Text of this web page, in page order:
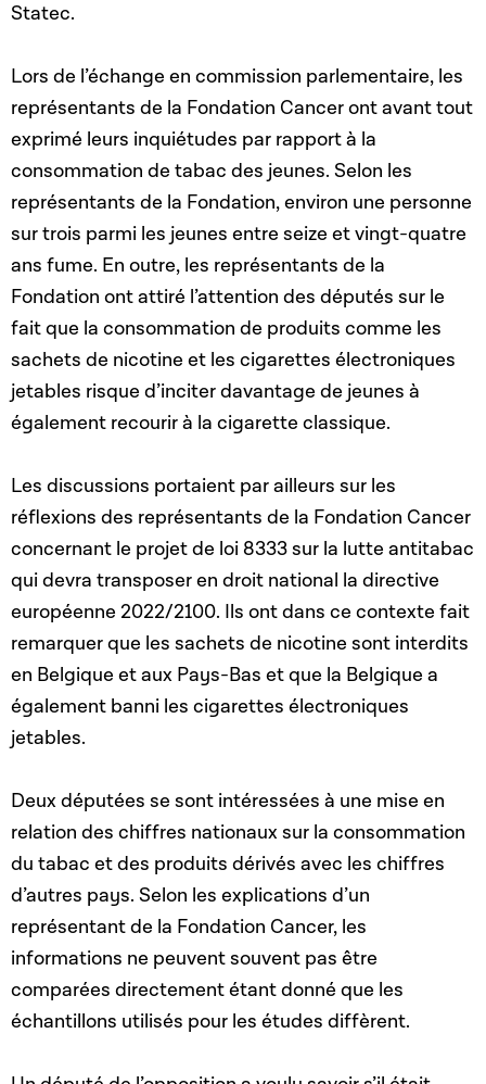
Statec.
Lors de l’échange en commission parlementaire, les
représentants de la Fondation Cancer ont avant tout
exprimé leurs inquiétudes par rapport à la
consommation de tabac des jeunes. Selon les
représentants de la Fondation, environ une personne
sur trois parmi les jeunes entre seize et vingt-quatre
ans fume. En outre, les représentants de la
Fondation ont attiré l’attention des députés sur le
fait que la consommation de produits comme les
sachets de nicotine et les cigarettes électroniques
jetables risque d’inciter davantage de jeunes à
également recourir à la cigarette classique.
Les discussions portaient par ailleurs sur les
réflexions des représentants de la Fondation Cancer
concernant le projet de loi 8333 sur la lutte antitabac
qui devra transposer en droit national la directive
européenne 2022/2100. Ils ont dans ce contexte fait
remarquer que les sachets de nicotine sont interdits
en Belgique et aux Pays-Bas et que la Belgique a
également banni les cigarettes électroniques
jetables.
Deux députées se sont intéressées à une mise en
relation des chiffres nationaux sur la consommation
du tabac et des produits dérivés avec les chiffres
d’autres pays. Selon les explications d’un
représentant de la Fondation Cancer, les
informations ne peuvent souvent pas être
comparées directement étant donné que les
échantillons utilisés pour les études diffèrent.